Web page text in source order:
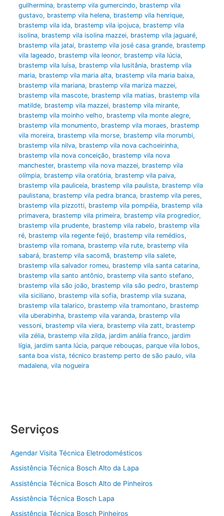
guilhermina, brastemp vila gumercindo, brastemp vila
gustavo, brastemp vila helena, brastemp vila henrique,
brastemp vila ida, brastemp vila ipojuca, brastemp vila
isolina, brastemp vila isolina mazzei, brastemp vila jaguaré,
brastemp vila jatai, brastemp vila josé casa grande, brastemp
vila lageado, brastemp vila leonor, brastemp vila lúcia,
brastemp vila luísa, brastemp vila lusitânia, brastemp vila
maria, brastemp vila maria alta, brastemp vila maria baixa,
brastemp vila mariana, brastemp vila mariza mazzei,
brastemp vila mascote, brastemp vila matias, brastemp vila
matilde, brastemp vila mazzei, brastemp vila mirante,
brastemp vila moinho velho, brastemp vila monte alegre,
brastemp vila monumento, brastemp vila moraes, brastemp
vila moreira, brastemp vila morse, brastemp vila morumbi,
brastemp vila nilva, brastemp vila nova cachoeirinha,
brastemp vila nova conceição, brastemp vila nova
manchester, brastemp vila nova mazzei, brastemp vila
olímpia, brastemp vila oratória, brastemp vila paiva,
brastemp vila pauliceia, brastemp vila paulista, brastemp vila
paulistana, brastemp vila pedra branca, brastemp vila peres,
brastemp vila pizzotti, brastemp vila pompéia, brastemp vila
primavera, brastemp vila primeira, brastemp vila progredior,
brastemp vila prudente, brastemp vila rabelo, brastemp vila
ré, brastemp vila regente feijó, brastemp vila remédios,
brastemp vila romana, brastemp vila rute, brastemp vila
sabará, brastemp vila sacomã, brastemp vila salete,
brastemp vila salvador romeu, brastemp vila santa catarina,
brastemp vila santo antônio, brastemp vila santo stefano,
brastemp vila são joão, brastemp vila são pedro, brastemp
vila siciliano, brastemp vila sofia, brastemp vila suzana,
brastemp vila talarico, brastemp vila tramontano, brastemp
vila uberabinha, brastemp vila varanda, brastemp vila
vessoni, brastemp vila viera, brastemp vila zatt, brastemp
vila zélia, brastemp vila zilda, jardim anália franco, jardim
lígia, jardim santa lúcia, parque rebouças, parque vila lobos,
santa boa vista, técnico brastemp perto de são paulo, vila
madalena, vila nogueira
Serviços
Agendar Visita Técnica Eletrodomésticos
Assistência Técnica Bosch Alto da Lapa
Assistência Técnica Bosch Alto de Pinheiros
Assistência Técnica Bosch Lapa
Assistência Técnica Bosch Pinheiros